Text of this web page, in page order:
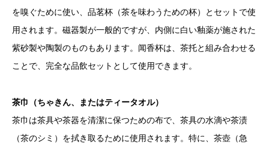
を嗅ぐために使い、品茗杯（茶を味わうための杯）とセットで使
用されます。磁器製が一般的ですが、内側に白い釉薬が施された
紫砂製や陶製のものもあります。闻香杯は、茶托と組み合わせる
ことで、完全な品飲セットとして使用できます。
茶巾（ちゃきん、またはティータオル）
茶巾は茶具や茶器を清潔に保つための布で、茶具の水滴や茶渍
（茶のシミ）を拭き取るために使用されます。特に、茶壺（急